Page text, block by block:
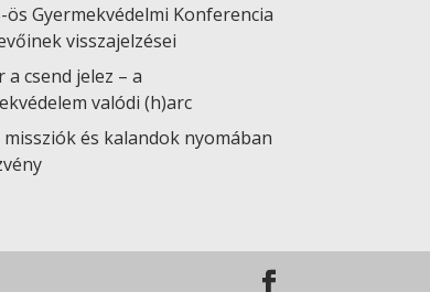
ös Gyermekvédelmi Konferencia
visszajelzései
a csend jelez – a
valódi (h)arc
és kalandok nyomában